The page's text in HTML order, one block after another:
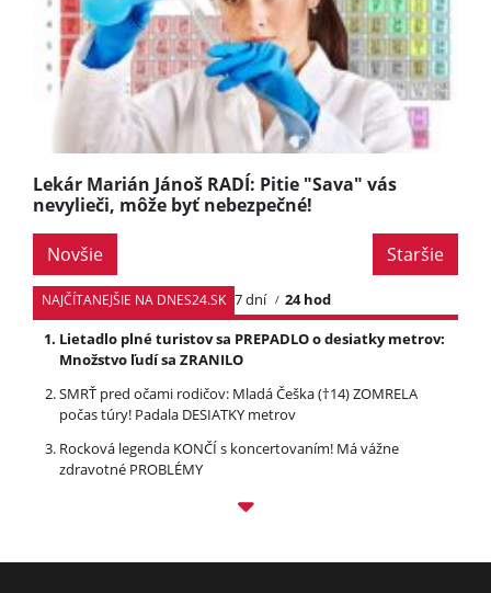
Lekár Marián Jánoš RADÍ: Pitie "Sava" vás
nevylieči, môže byť nebezpečné!
Novšie Staršie
NAJČÍTANEJŠIE NA DNES24.SK 7 dní
24 hod
Lietadlo plné turistov sa PREPADLO o desiatky metrov:
Množstvo ľudí sa ZRANILO
SMRŤ pred očami rodičov: Mladá Češka (†14) ZOMRELA
počas túry! Padala DESIATKY metrov
Rocková legenda KONČÍ s koncertovaním! Má vážne
zdravotné PROBLÉMY